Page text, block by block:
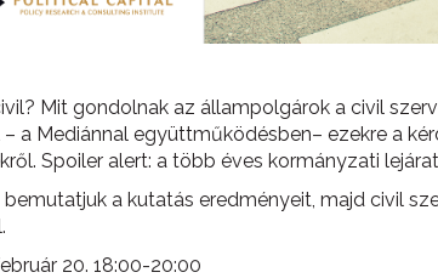
Mit gondolnak az állampolgárok a civil
a Mediánnal együttműködésben– ezekre a
Spoiler alert: a több éves kormányzati
bemutatjuk a kutatás eredményeit, majd civil
20. 18:00-20:00